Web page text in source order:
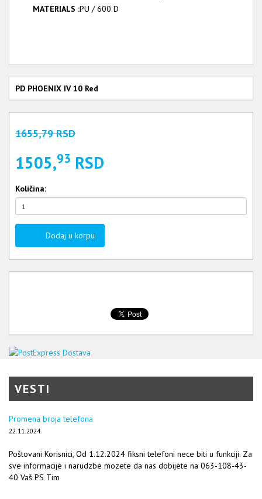
MATERIALS :PU / 600 D
PD PHOENIX IV 10 Red
1655,79 RSD
1505,93 RSD
Količina:
Dodaj u korpu
VESTI
Promena broja telefona
22.11.2024.
Poštovani Korisnici, Od 1.12.2024 fiksni telefoni nece biti u funkciji. Za
sve informacije i narudzbe mozete da nas dobijete na 063-108-43-
40 Vaš PS Tim